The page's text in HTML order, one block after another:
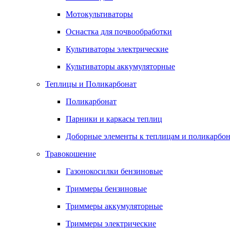
Мотокультиваторы
Оснастка для почвообработки
Культиваторы электрические
Культиваторы аккумуляторные
Теплицы и Поликарбонат
Поликарбонат
Парники и каркасы теплиц
Доборные элементы к теплицам и
Травокошение
Газонокосилки бензиновые
Триммеры бензиновые
Триммеры аккумуляторные
Триммеры электрические